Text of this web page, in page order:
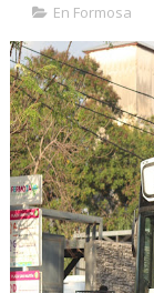
En Formosa